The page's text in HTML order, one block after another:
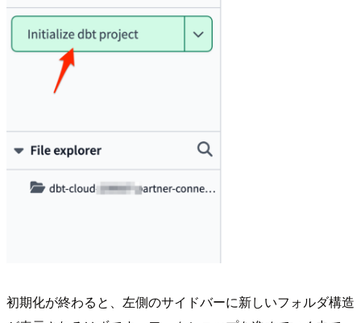
初期化が終わると、左側のサイドバーに新しいフォルダ構造